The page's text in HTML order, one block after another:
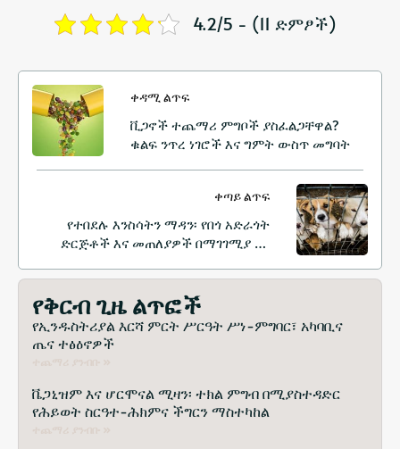
4.2/5 - (11 ድምፆች)
ቀዳሚ ልጥፍ
ቪጋኖች ተጨማሪ ምግቦች ያስፈልጋቸዋል?
ቁልፍ ንጥረ ነገሮች እና ግምት ውስጥ መግባት
ቀጣይ ልጥፍ
የተበደሉ እንስሳትን ማዳን፡ የበጎ አድራጎት
ድርጅቶች እና መጠለያዎች በማገገሚያ እና
የቅርብ ጊዜ ልጥፎች
የኢንዱስትሪያል እርሻ ምርት ሥርዓት ሥነ-ምግባር፣ አካባቢና
ጤና ተፅዕኖዎች
ቬጋኒዝም እና ሆርሞናል ሚዛን፡ ተክል ምግብ በሚያስተዳድር
የሕይወት ስርዓተ-ሕክምና ችግርን ማስተካከል